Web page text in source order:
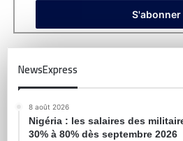
NewsExpress
8 août 2026
Nigéria : les salaires des
30% à 80% dès septembre 2026